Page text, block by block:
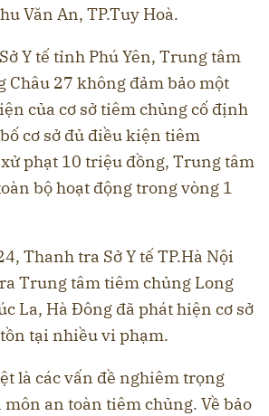
Văn An, TP.Tuy Hoà.
Y tế tỉnh Phú Yên, Trung tâm
Châu 27 không đảm bảo một
của cơ sở tiêm chủng cố định
cơ sở đủ điều kiện tiêm
phạt 10 triệu đồng, Trung tâm
bộ hoạt động trong vòng 1
Thanh tra Sở Y tế TP.Hà Nội
Trung tâm tiêm chủng Long
La, Hà Đông đã phát hiện cơ sở
tại nhiều vi phạm.
là các vấn đề nghiêm trọng
an toàn tiêm chủng. Về bảo